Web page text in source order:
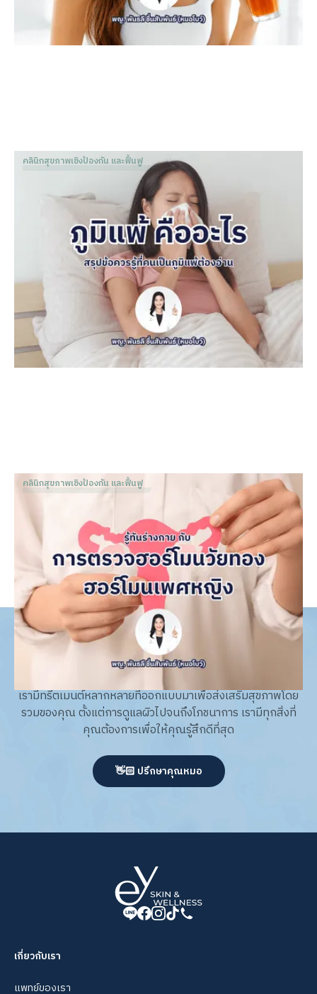
คลินิกสุขภาพเชิงป้องกัน และฟื้นฟู
ภูมิแพ้ คืออะไร สรุปข้อควรรู้ที่คนเป็นภูมิแพ้ต้องอ่าน
คลินิกสุขภาพเชิงป้องกัน และฟื้นฟู
รู้ทันร่างกาย กับ การตรวจฮอร์โมนวัยทอง-ฮอร์โมนเพศหญิง
Dr. Patnapa Vejanurug
Mar 8, 2024
acne & acne scar expert
เรามีทรีตเมนต์หลากหลายที่ออกแบบมาเพื่อส่งเสริมสุขภาพโดย
รวมของคุณ ตั้งแต่การดูแลผิวไปจนถึงโภชนาการ เรามีทุกสิ่งที่
คุณต้องการเพื่อให้คุณรู้สึกดีที่สุด
👋🏻 ปรึกษาคุณหมอ
เกี่ยวกับเรา
แพทย์ของเรา